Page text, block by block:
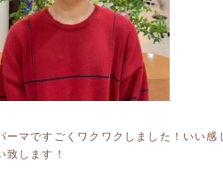
マですごくワクワクしました！いい感
します！